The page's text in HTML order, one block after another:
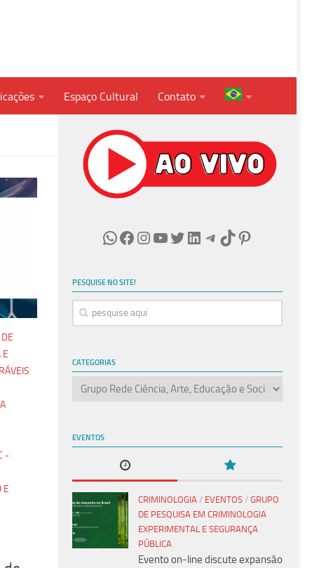
Espaço Cultural Contato
E
-
E
WhatsApp
Facebook
Instagram
Youtube
Twitter
LinkedIn
Telegram
TikTokPinterest
PESQUISE NO SITE!
CATEGORIAS
Categorias
EVENTOS
CRIMINOLOGIA / EVENTOS / GRUPO
DE PESQUISA EM CRIMINOLOGIA
EXPERIMENTAL E SEGURANÇA
PÚBLICA
Evento on-line discute expansão